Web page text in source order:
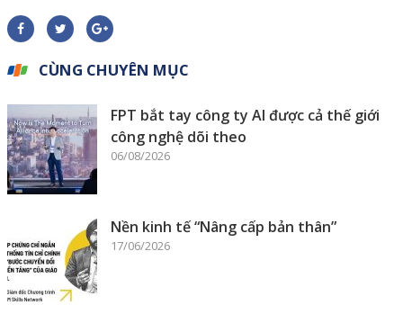
CÙNG CHUYÊN MỤC
FPT bắt tay công ty AI được cả thế giới
công nghệ dõi theo
06/08/2026
Nền kinh tế “Nâng cấp bản thân”
17/06/2026